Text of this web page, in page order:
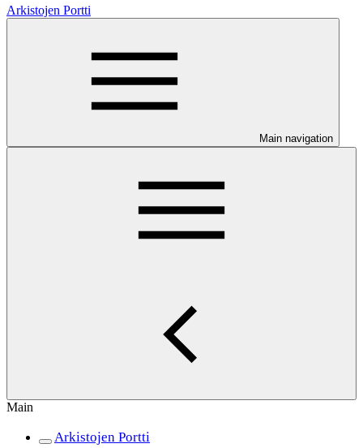
Arkistojen Portti
Main navigation
Main
Arkistojen Portti